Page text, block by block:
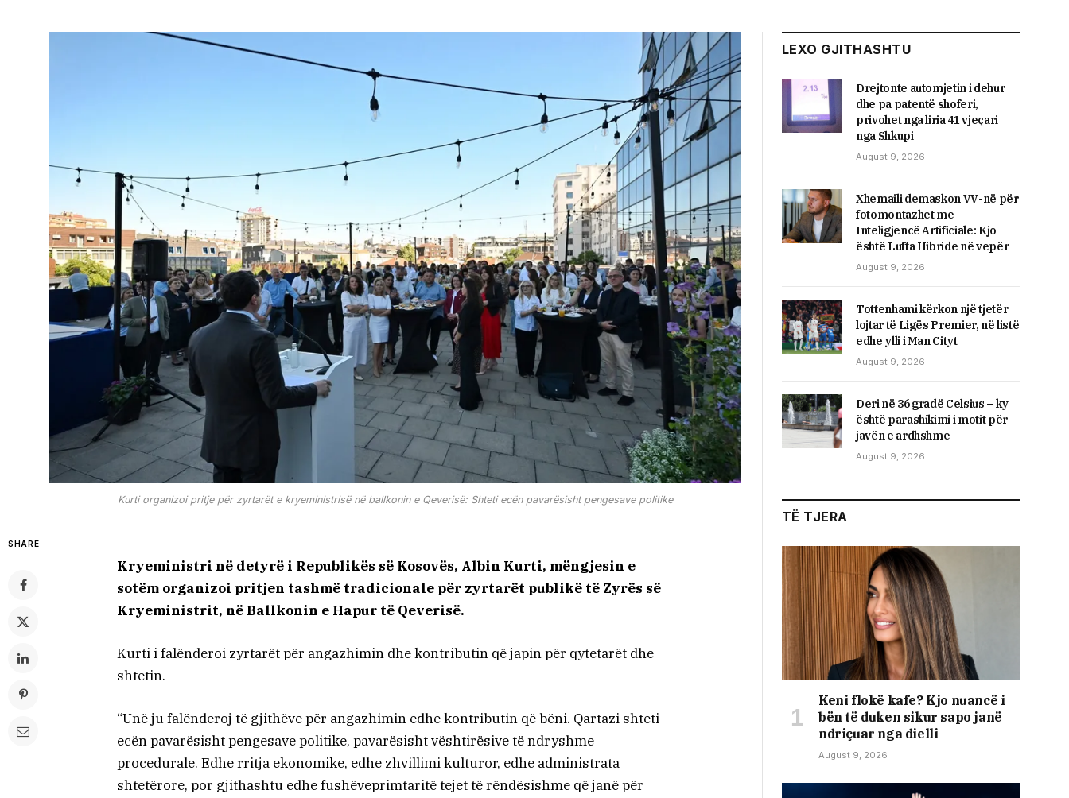
Kurti organizoi pritje për zyrtarët e kryeministrisë në ballkonin e Qeverisë: Shteti ecën pavarësisht pengesave politike
SHARE
Kryeministri në detyrë i Republikës së Kosovës, Albin Kurti, mëngjesin e
sotëm organizoi pritjen tashmë tradicionale për zyrtarët publikë të Zyrës së
Kryeministrit, në Ballkonin e Hapur të Qeverisë.
Kurti i falënderoi zyrtarët për angazhimin dhe kontributin që japin për qytetarët dhe
shtetin.
“Unë ju falënderoj të gjithëve për angazhimin edhe kontributin që bëni. Qartazi shteti
ecën pavarësisht pengesave politike, pavarësisht vështirësive të ndryshme
procedurale. Edhe rritja ekonomike, edhe zhvillimi kulturor, edhe administrata
shtetërore, por gjithashtu edhe fushëveprimtaritë tejet të rëndësishme që janë për
LEXO GJITHASHTU
Drejtonte automjetin i dehur
dhe pa patentë shoferi,
privohet nga liria 41 vjeçari
nga Shkupi
August 9, 2026
Xhemaili demaskon VV-në për
fotomontazhet me
Inteligjencë Artificiale: Kjo
është Lufta Hibride në vepër
August 9, 2026
Tottenhami kërkon një tjetër
lojtar të Ligës Premier, në listë
edhe ylli i Man Cityt
August 9, 2026
Deri në 36 gradë Celsius – ky
është parashikimi i motit për
javën e ardhshme
August 9, 2026
TË TJERA
Keni flokë kafe? Kjo nuancë i
bën të duken sikur sapo janë
ndriçuar nga dielli
August 9, 2026